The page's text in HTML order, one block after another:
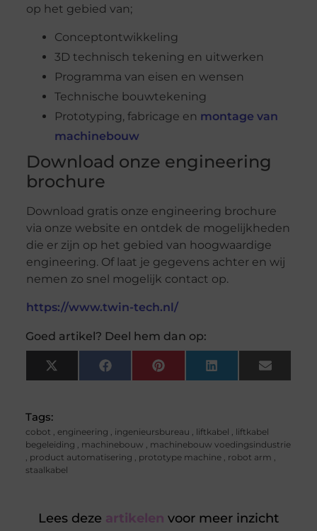
op het gebied van;
Conceptontwikkeling
3D technisch tekening en uitwerken
Programma van eisen en wensen
Technische bouwtekening
Prototyping, fabricage en montage van
machinebouw
Download onze engineering
brochure
Download gratis onze engineering brochure
via onze website en ontdek de mogelijkheden
die er zijn op het gebied van hoogwaardige
engineering. Of laat je gegevens achter en wij
nemen zo snel mogelijk contact op.
https://www.twin-tech.nl/
Goed artikel? Deel hem dan op:
X
(Twitter)
FacebookPinterest LinkedIn Email
Tags:
cobot , engineering , ingenieursbureau , liftkabel , liftkabel
begeleiding , machinebouw , machinebouw voedingsindustrie
, product automatisering , prototype machine, robot arm ,
staalkabel
Lees deze artikelen voor meer inzicht